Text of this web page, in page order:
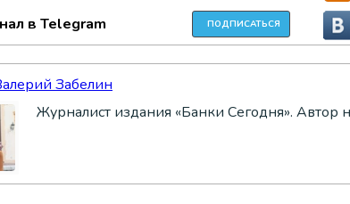
в Telegram ПОДПИСАТЬСЯ
Забелин
Журналист издания «Банки Сегодня». Автор